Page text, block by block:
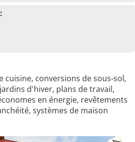
cuisine, conversions de sous-sol,
d'hiver, plans de travail,
en énergie, revêtements
systèmes de maison